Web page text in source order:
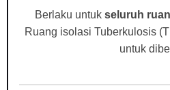
Berlaku untuk seluruh
Ruang isolasi Tuberkulosis
untuk